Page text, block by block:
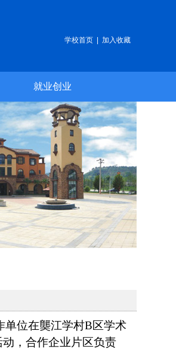
学校首页 加入收藏
就业创业
单位在龑江学村B区学术
，合作企业片区负责